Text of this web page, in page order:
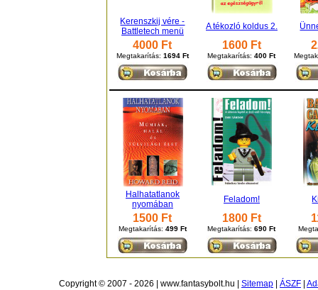
Kerenszkij vére -
Battletech menü
A tékozló koldus 2.
4000 Ft
Megtakarítás: 1694 Ft
1600 Ft
Megtakarítás:400 Ft
Halhatatlanok
nyomában
Feladom!
1500 Ft
Megtakarítás: 499 Ft
1800 Ft
Megtakarítás:690 Ft
Copyright © 2007 - 2026 | www.fantasybolt.hu | Sitemap ÁSZF